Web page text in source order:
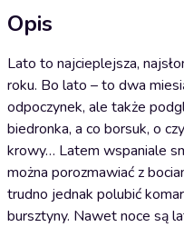
Opis
Lato to najcieplejsza,
roku. Bo lato – to dwa
odpoczynek, ale także
biedronka, a co borsuk, o
krowy… Latem wspaniale
można porozmawiać z
trudno jednak polubić
bursztyny. Nawet noce są